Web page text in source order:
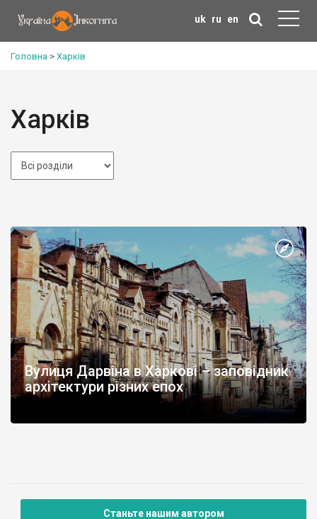
uk ru en
Головна > Харків
Харків
Вулиця Дарвіна в Харкові – заповідник
архітектури різних епох
Станьте нашим автором